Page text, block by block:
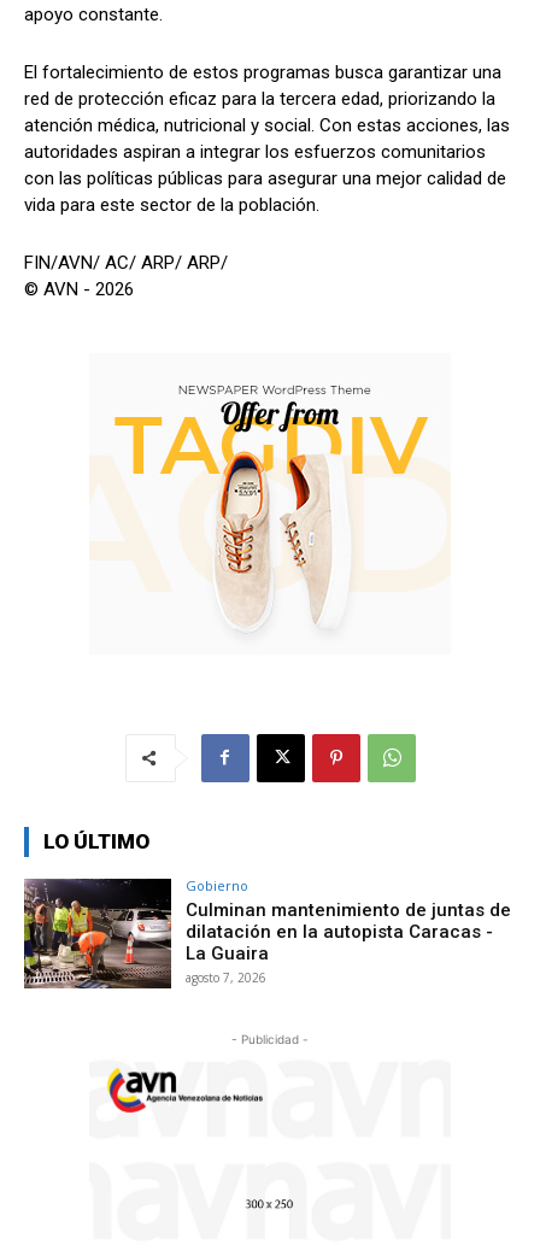
apoyo constante.
​El fortalecimiento de estos programas busca garantizar una
red de protección eficaz para la tercera edad, priorizando la
atención médica, nutricional y social. Con estas acciones, las
autoridades aspiran a integrar los esfuerzos comunitarios
con las políticas públicas para asegurar una mejor calidad de
vida para este sector de la población.
FIN/AVN/ AC/ ARP/ ARP/
© AVN - 2026
LO ÚLTIMO
Gobierno
Culminan mantenimiento de juntas de
dilatación en la autopista Caracas -
La Guaira
agosto 7, 2026
- Publicidad -